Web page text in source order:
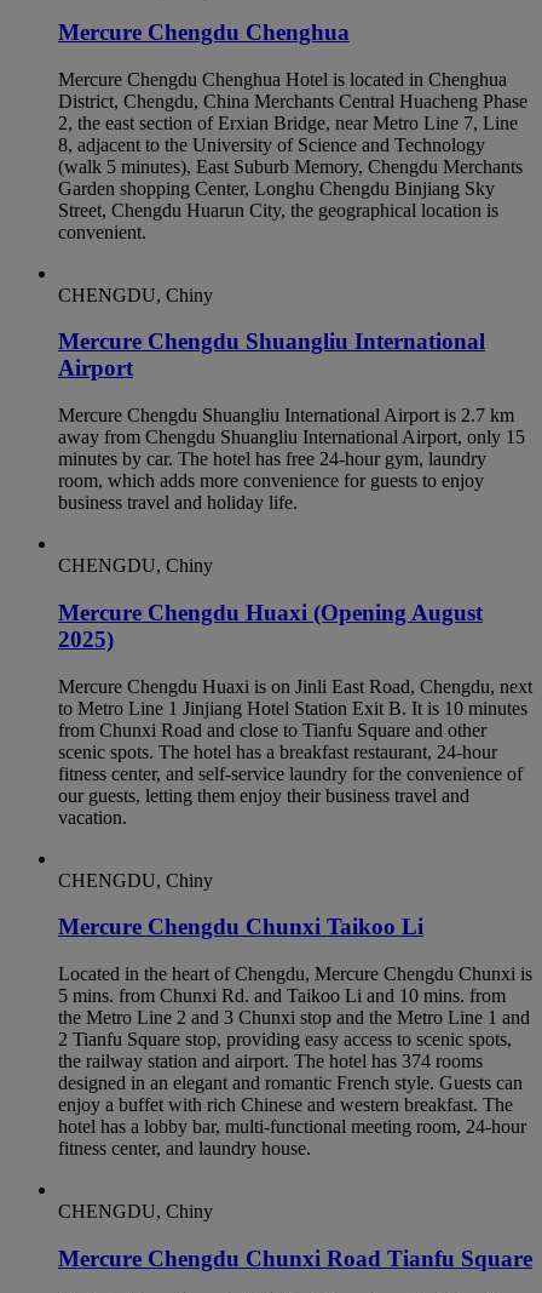
Mercure Chengdu Chenghua
Mercure Chengdu Chenghua Hotel is located in Chenghua
District, Chengdu, China Merchants Central Huacheng Phase
2, the east section of Erxian Bridge, near Metro Line 7, Line
8, adjacent to the University of Science and Technology
(walk 5 minutes), East Suburb Memory, Chengdu Merchants
Garden shopping Center, Longhu Chengdu Binjiang Sky
Street, Chengdu Huarun City, the geographical location is
convenient.
CHENGDU, Chiny
Mercure Chengdu Shuangliu International
Airport
Mercure Chengdu Shuangliu International Airport is 2.7 km
away from Chengdu Shuangliu International Airport, only 15
minutes by car. The hotel has free 24-hour gym, laundry
room, which adds more convenience for guests to enjoy
business travel and holiday life.
CHENGDU, Chiny
Mercure Chengdu Huaxi (Opening August
2025)
Mercure Chengdu Huaxi is on Jinli East Road, Chengdu, next
to Metro Line 1 Jinjiang Hotel Station Exit B. It is 10 minutes
from Chunxi Road and close to Tianfu Square and other
scenic spots. The hotel has a breakfast restaurant, 24-hour
fitness center, and self-service laundry for the convenience of
our guests, letting them enjoy their business travel and
vacation.
CHENGDU, Chiny
Mercure Chengdu Chunxi Taikoo Li
Located in the heart of Chengdu, Mercure Chengdu Chunxi is
5 mins. from Chunxi Rd. and Taikoo Li and 10 mins. from
the Metro Line 2 and 3 Chunxi stop and the Metro Line 1 and
2 Tianfu Square stop, providing easy access to scenic spots,
the railway station and airport. The hotel has 374 rooms
designed in an elegant and romantic French style. Guests can
enjoy a buffet with rich Chinese and western breakfast. The
hotel has a lobby bar, multi-functional meeting room, 24-hour
fitness center, and laundry house.
CHENGDU, Chiny
Mercure Chengdu Chunxi Road Tianfu Square